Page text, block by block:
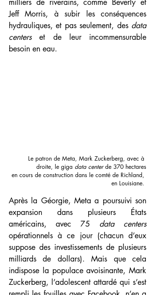
milliers de riverains, comme Beverly et
Jeff Morris, à subir les conséquences
hydrauliques, et pas seulement, des data
centers et de leur incommensurable
besoin en eau.
Le patron de Meta, Mark Zuckerberg, avec à
droite, le giga data center de 370 hectares
en Louisiane.
Après la Géorgie, Meta a poursuivi son
expansion dans plusieurs États
américains, avec 75 data centers
opérationnels à ce jour (chacun d’eux
suppose des investissements de plusieurs
milliards de dollars). Mais que cela
indispose la populace avoisinante, Mark
Zuckerberg, l’adolescent attardé qui s’est